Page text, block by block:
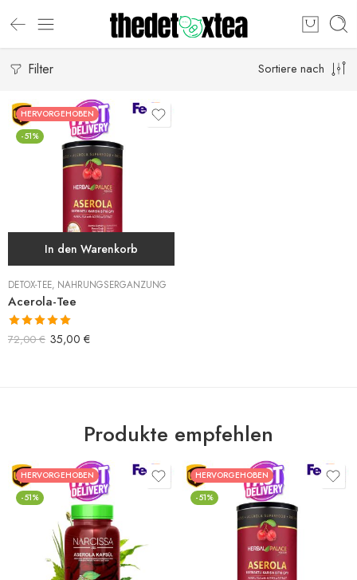
Filter Sortiere nach
HERVORGEHOBEN
-51%
In den Warenkorb
DETOX-TEE, NAHRUNGSERGÄNZUNG
Acerola-Tee
Bewertet mit
72,00€ 35,00 €
Produkte empfehlen
HERVORGEHOBEN
-51%
HERVORGEHOBEN
-51%